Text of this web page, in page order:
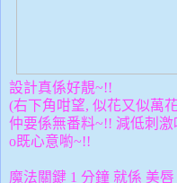
設計真係好靚~!!
(右下角咁望, 似花又似萬
仲要係無番料~!! 減低刺
o既心意喲~!!
魔法關鍵 1 分鐘 就係 美